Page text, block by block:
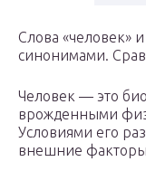
Слова «человек»
синонимами.
Человек — это
врожденными
Условиями его
внешние